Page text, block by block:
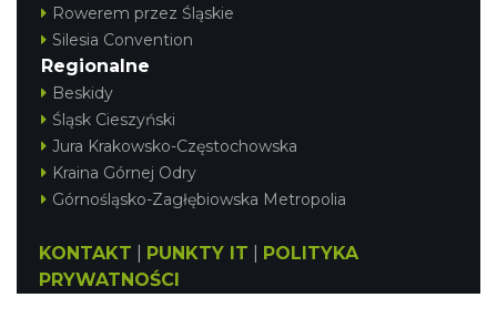
Rowerem przez Śląskie
Silesia Convention
Regionalne
Beskidy
Śląsk Cieszyński
Jura Krakowsko-Częstochowska
Kraina Górnej Odry
Górnośląsko-Zagłębiowska Metropolia
KONTAKT PUNKTY IT
POLITYKA
PRYWATNOŚCI